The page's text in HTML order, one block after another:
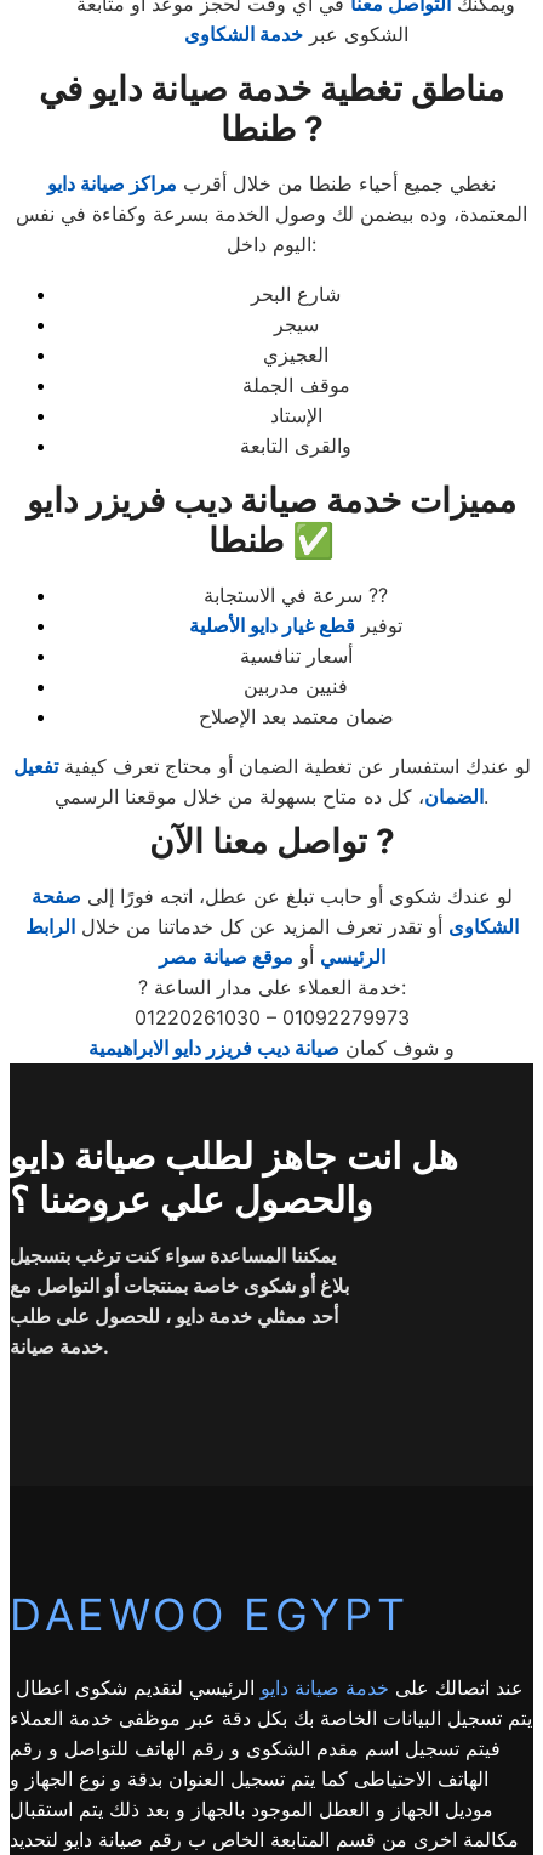
الشكوى عبرخدمة الشكاوى
مناطق تغطية خدمة صيانة دايو في
طنطا ?
نغطي جميع أحياء طنطا من خلال أقرب مراكز صيانة دايو
المعتمدة، وده بيضمن لك وصول الخدمة بسرعة وكفاءة في نفس
اليوم داخل:
شارع البحر
سيجر
العجيزي
موقف الجملة
الإستاد
والقرى التابعة
مميزات خدمة صيانة ديب فريزر دايو
طنطا ✅
سرعة في الاستجابة ?‍?
توفير قطع غيار دايو الأصلية
أسعار تنافسية
فنيين مدربين
ضمان معتمد بعد الإصلاح
لو عندك استفسار عن تغطية الضمان أو محتاج تعرف كيفيةتفعيل
الضمان، كل ده متاح بسهولة من خلال موقعنا الرسمي.
تواصل معنا الآن ?
لو عندك شكوى أو حابب تبلغ عن عطل، اتجه فورًا إلى صفحة
الشكاوى أو تقدر تعرف المزيد عن كل خدماتنا من خلالالرابط
الرئيسي أو موقع صيانة مصر
? خدمة العملاء على مدار الساعة:
01220261030 – 01092279973
و شوف كمان صيانة ديب فريزر دايو الابراهيمية
هل انت جاهز لطلب صيانة دايو
والحصول علي عروضنا ؟
يمكننا المساعدة سواء كنت ترغب بتسجيل
بلاغ أو شكوى خاصة بمنتجات أو التواصل مع
أحد ممثلي خدمة دايو ، للحصول على طلب
خدمة صيانة.
DAEWOO EGYPT
عند اتصالك على خدمة صيانة دايو الرئيسي لتقديم شكوى اعطال
يتم تسجيل البيانات الخاصة بك بكل دقة عبر موظفى خدمة العملاء
فيتم تسجيل اسم مقدم الشكوى و رقم الهاتف للتواصل و رقم
الهاتف الاحتياطى كما يتم تسجيل العنوان بدقة و نوع الجهاز و
موديل الجهاز و العطل الموجود بالجهاز و بعد ذلك يتم استقبال
مكالمة اخرى من قسم المتابعة الخاص ب رقم صيانة دايو لتحديد